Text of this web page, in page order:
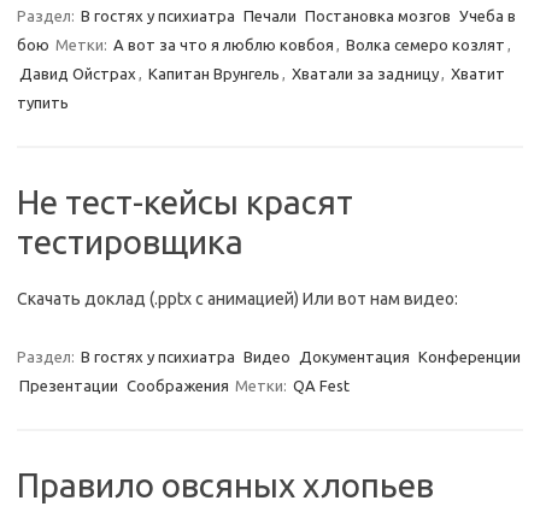
Раздел: В гостях у психиатра Печали Постановка мозгов Учеба в
бою Метки: А вот за что я люблю ковбоя , Волка семеро козлят ,
Давид Ойстрах , Капитан Врунгель , Хватали за задницу, Хватит
тупить
Не тест-кейсы красят
тестировщика
Скачать доклад (.pptx с анимацией) Или вот нам видео:
Раздел: В гостях у психиатра Видео Документация Конференции
Презентации Соображения Метки: QA Fest
Правило овсяных хлопьев